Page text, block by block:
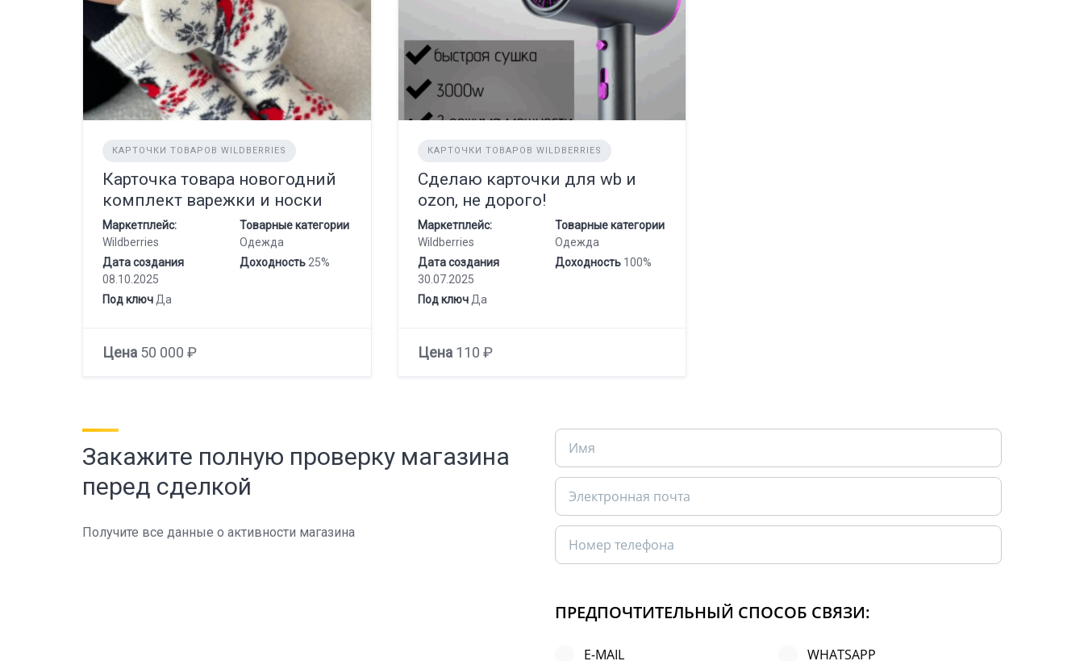
КАРТОЧКИ ТОВАРОВ WILDBERRIES
Карточка товара новогодний
комплект варежки и носки
Маркетплейс:
Wildberries
Товарные категории
Одежда
Дата создания
08.10.2025
Доходность 25%
Под ключ Да
Цена 50 000 ₽
КАРТОЧКИ ТОВАРОВ WILDBERRIES
Сделаю карточки для wb и
ozon, не дорого!
Маркетплейс:
Wildberries
Товарные категории
Одежда
Дата создания
30.07.2025
Доходность100%
Под ключДа
Цена110 ₽
Закажите полную проверку магазина
перед сделкой
Получите все данные о активности магазина
ПРЕДПОЧТИТЕЛЬНЫЙ СПОСОБ СВЯЗИ:
E-MAIL WHATSAPP